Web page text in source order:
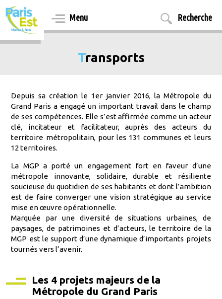
Aller
au
contenu
principal
Menu Recherche
Transports
Depuis sa création le 1er janvier 2016, la Métropole du
Grand Paris a engagé un important travail dans le champ
de ses compétences. Elle s’est affirmée comme un acteur
clé, incitateur et facilitateur, auprès des acteurs du
territoire métropolitain, pour les 131 communes et leurs
12 territoires.
La MGP a porté un engagement fort en faveur d’une
métropole innovante, solidaire, durable et résiliente
soucieuse du quotidien de ses habitants et dont l’ambition
est de faire converger une vision stratégique au service
mise en œuvre opérationnelle.
Marquée par une diversité de situations urbaines, de
paysages, de patrimoines et d’acteurs, le territoire de la
MGP est le support d’une dynamique d’importants projets
tournés vers l’avenir.
Les 4 projets majeurs de la
Métropole du Grand Paris